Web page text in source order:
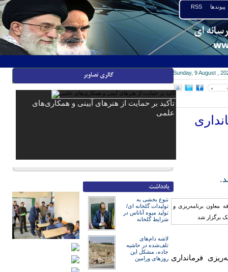
RSS پیوندها
Sunday, 9 August ,
۰
فرمانداری
تأکید بر حمایت از هنرهای آیینی و همکاری‌های
علمی
تنوع بخشی به
تولیدات گلخانه ای/
تولید میوه آناناس در
شرایط گلخانه
لاشه دام‌های
تلف‌شده در حاشیه
جاده، مشکل این
روزهای ورامین